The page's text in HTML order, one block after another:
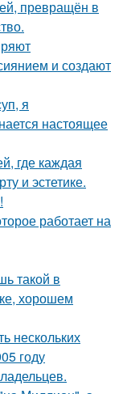
превращён в
и создают
я
настоящее
где каждая
и эстетике.
работает на
такой в
хорошем
нескольких
году